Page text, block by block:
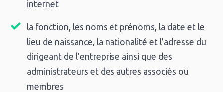
internet
la fonction, les noms et prénoms, la date et le
lieu de naissance, la nationalité et l’adresse du
dirigeant de l’entreprise ainsi que des
administrateurs et des autres associés ou
membres